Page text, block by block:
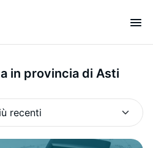
in provincia di Asti